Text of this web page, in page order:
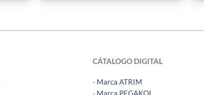
CÁTALOGO DIGITAL
- Marca ATRIM